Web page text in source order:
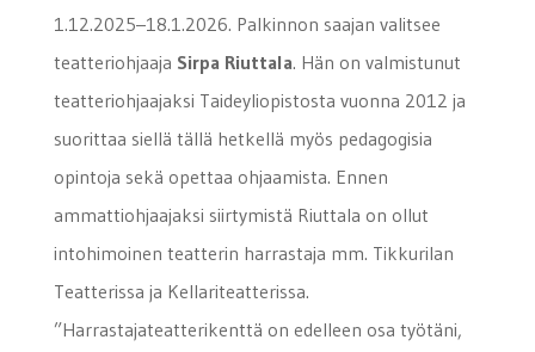
1.12.2025–18.1.2026. Palkinnon saajan valitsee
teatteriohjaaja Sirpa Riuttala. Hän on valmistunut
teatteriohjaajaksi Taideyliopistosta vuonna 2012 ja
suorittaa siellä tällä hetkellä myös pedagogisia
opintoja sekä opettaa ohjaamista. Ennen
ammattiohjaajaksi siirtymistä Riuttala on ollut
intohimoinen teatterin harrastaja mm. Tikkurilan
Teatterissa ja Kellariteatterissa.
”Harrastajateatterikenttä on edelleen osa työtäni,